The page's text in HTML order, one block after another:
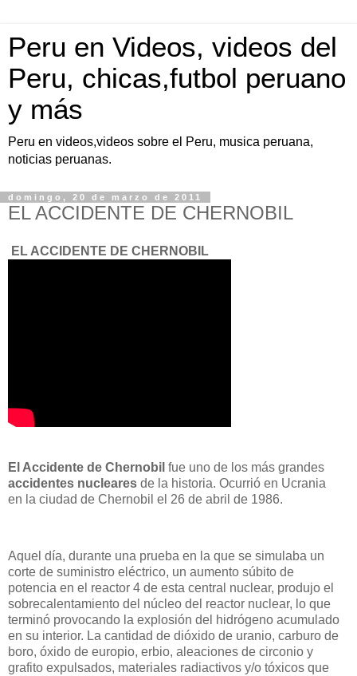
Peru en Videos, videos del
Peru, chicas,futbol peruano
y más
Peru en videos,videos sobre el Peru, musica peruana,
noticias peruanas.
domingo, 20 de marzo de 2011
EL ACCIDENTE DE CHERNOBIL
EL ACCIDENTE DE CHERNOBIL
El Accidente de Chernobil fue uno de los más grandes
accidentes nucleares de la historia. Ocurrió en Ucrania
en la ciudad de Chernobil el 26 de abril de 1986.
Aquel día, durante una prueba en la que se simulaba un
corte de suministro eléctrico, un aumento súbito de
potencia en el reactor 4 de esta central nuclear, produjo el
sobrecalentamiento del núcleo del reactor nuclear, lo que
terminó provocando la explosión del hidrógeno acumulado
en su interior. La cantidad de dióxido de uranio, carburo de
boro, óxido de europio, erbio, aleaciones de circonio y
grafito expulsados, materiales radiactivos y/o tóxicos que